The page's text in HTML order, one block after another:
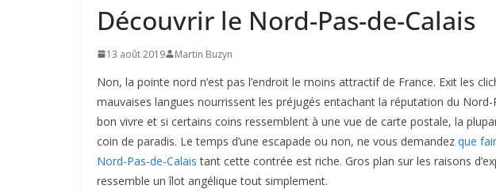
Découvrir le Nord-Pas-de-Calais
13 août 2019 Martin Buzyn
Non, la pointe nord n’est pas l’endroit le moins attractif de France. Exit les
mauvaises langues nourrissent les préjugés entachant la réputation du
bon vivre et si certains coins ressemblent à une vue de carte postale, la
coin de paradis. Le temps d’une escapade ou non, ne vous demandez que
Nord-Pas-de-Calaistant cette contrée est riche. Gros plan sur les raisons
ressemble un îlot angélique tout simplement.